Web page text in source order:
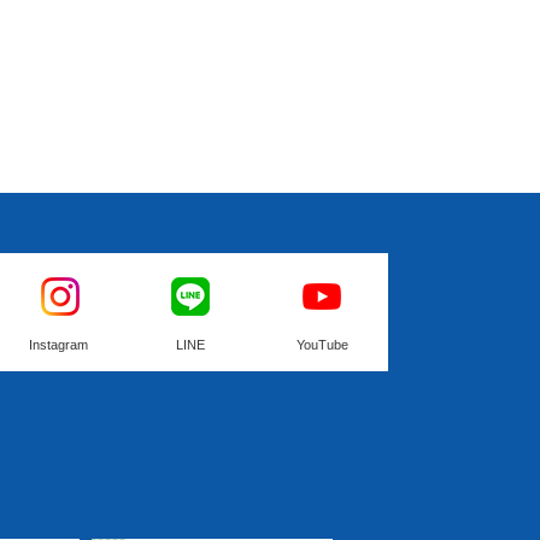
Instagram LINE YouTube